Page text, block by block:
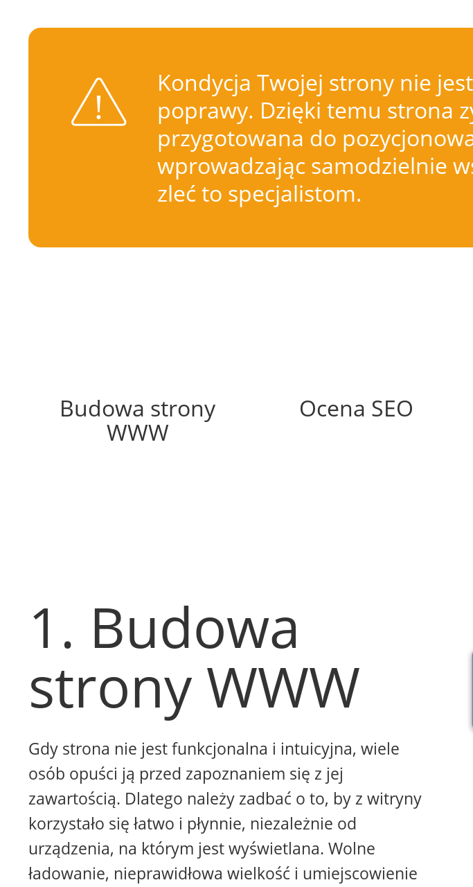
Kondycja Twojej strony nie
poprawy. Dzięki temu strona
przygotowana do
wprowadzając samodzielnie
zleć to specjalistom.
Budowa strony
WWW
Ocena SEO
1. Budowa
strony WWW
Gdy strona nie jest funkcjonalna i intuicyjna, wiele
osób opuści ją przed zapoznaniem się z jej
zawartością. Dlatego należy zadbać o to, by z witryny
korzystało się łatwo i płynnie, niezależnie od
urządzenia, na którym jest wyświetlana. Wolne
ładowanie, nieprawidłowa wielkość i umiejscowienie